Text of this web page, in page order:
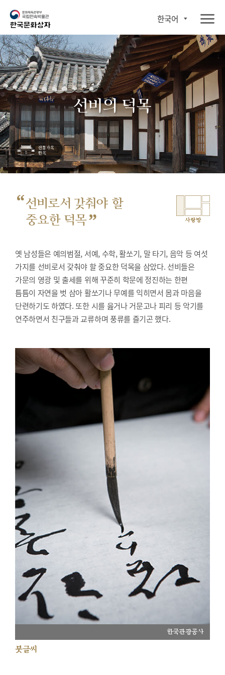
한국어
선비의 덕목
“선비로서 갖춰야 할
중요한 덕목” 사랑방
옛 남성들은 예의범절, 서예, 수학, 활쏘기, 말 타기, 음악 등 여섯
가지를 선비로서 갖춰야 할 중요한 덕목을 삼았다. 선비들은
가문의 영광 및 출세를 위해 꾸준히 학문에 정진하는 한편
틈틈이 자연을 벗 삼아 활쏘기나 무예를 익히면서 몸과 마음을
단련하기도 하였다. 또한 시를 읊거나 거문고나 피리 등 악기를
연주하면서 친구들과 교류하며 풍류를 즐기곤 했다.
한국관광공사
붓글씨